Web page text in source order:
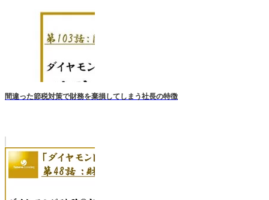
間違った節税対策で財務を棄損してしまう社長の特徴